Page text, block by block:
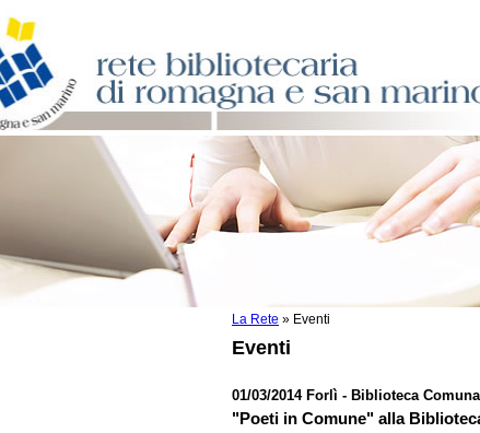
La Rete » Eventi
Eventi
01/03/2014 Forlì - Biblioteca
"Poeti in Comune" alla